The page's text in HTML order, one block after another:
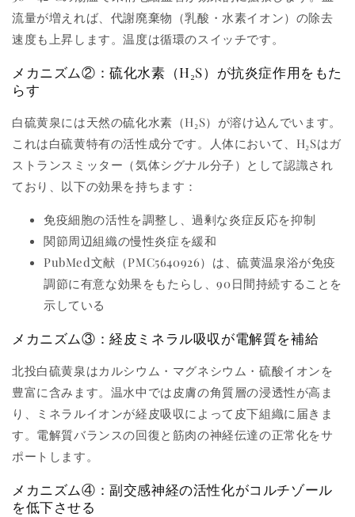
流量が増えれば、代謝廃棄物（乳酸・水素イオン）の除去
速度も上昇します。温度は循環のスイッチです。
メカニズム②：硫化水素（H₂S）が抗炎症作用をもた
らす
白硫黄泉には天然の硫化水素（H₂S）が溶け込んでいます。
これは白硫黄特有の活性成分です。人体において、H₂Sはガ
ストランスミッター（気体シグナル分子）として認識され
ており、以下の効果を持ちます：
免疫細胞の活性を調整し、過剰な炎症反応を抑制
関節周辺組織の慢性炎症を緩和
PubMed文献（PMC5640926）は、硫黄温泉浴が免疫
調節に有意な効果をもたらし、90日間持続することを
示している
メカニズム③：経皮ミネラル吸収が電解質を補給
北投白硫黄泉はカルシウム・マグネシウム・硫酸イオンを
豊富に含みます。温水中では皮膚の角質層の浸透性が高ま
り、ミネラルイオンが経皮吸収によって皮下組織に届きま
す。電解質バランスの回復と筋肉の神経伝達の正常化をサ
ポートします。
メカニズム④：副交感神経の活性化がコルチゾール
を低下させる